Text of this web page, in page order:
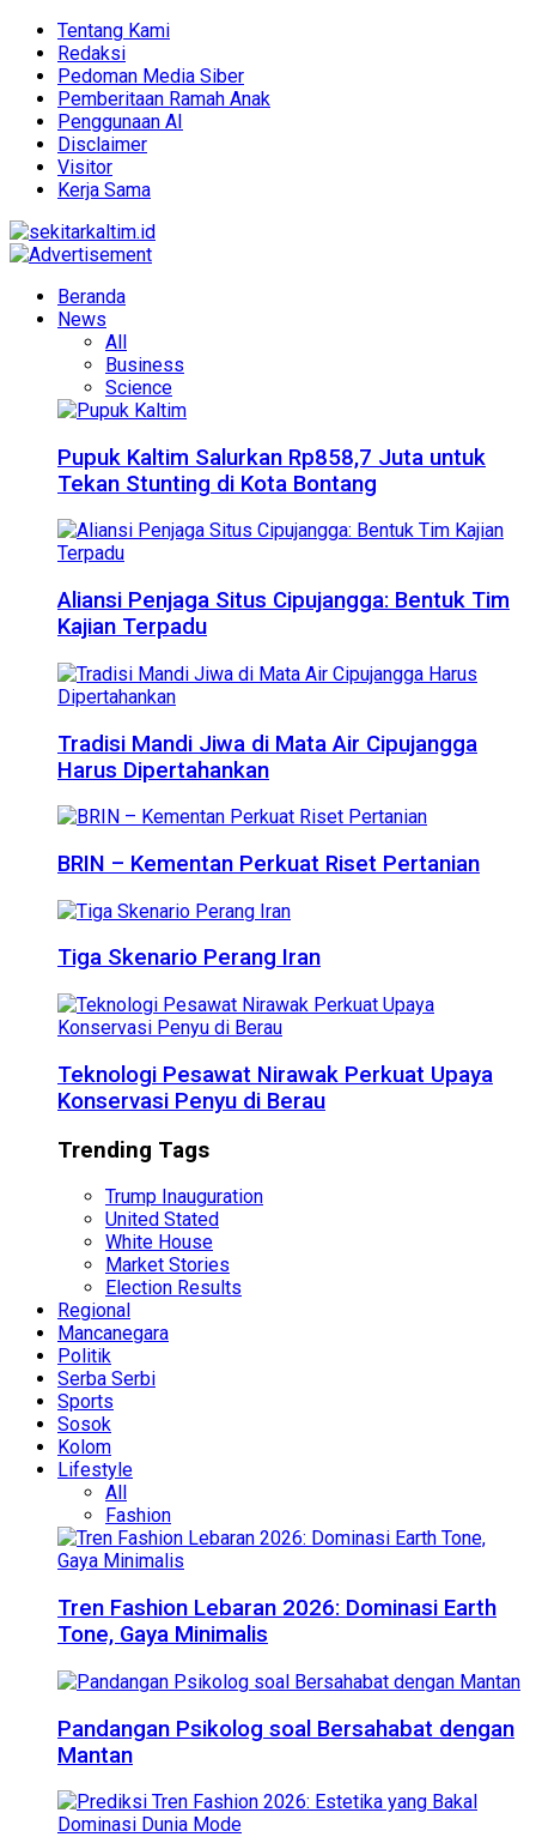
Tentang Kami
Redaksi
Pedoman Media Siber
Pemberitaan Ramah Anak
Penggunaan AI
Disclaimer
Visitor
Kerja Sama
Beranda
News
All
Business
Science
Pupuk Kaltim Salurkan Rp858,7 Juta untuk
Tekan Stunting di Kota Bontang
Aliansi Penjaga Situs Cipujangga: Bentuk Tim
Kajian Terpadu
Tradisi Mandi Jiwa di Mata Air Cipujangga
Harus Dipertahankan
BRIN – Kementan Perkuat Riset Pertanian
Tiga Skenario Perang Iran
Teknologi Pesawat Nirawak Perkuat Upaya
Konservasi Penyu di Berau
Trending Tags
Trump Inauguration
United Stated
White House
Market Stories
Election Results
Regional
Mancanegara
Politik
Serba Serbi
Sports
Sosok
Kolom
Lifestyle
All
Fashion
Tren Fashion Lebaran 2026: Dominasi Earth
Tone, Gaya Minimalis
Pandangan Psikolog soal Bersahabat dengan
Mantan